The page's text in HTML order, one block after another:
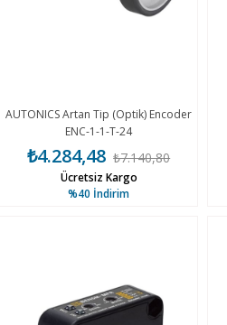
AUTONICS Artan Tip (Optik) Encoder
ENC-1-1-T-24
₺4.284,48 ₺7.140,80
%40 İndirim
Ücretsiz Kargo